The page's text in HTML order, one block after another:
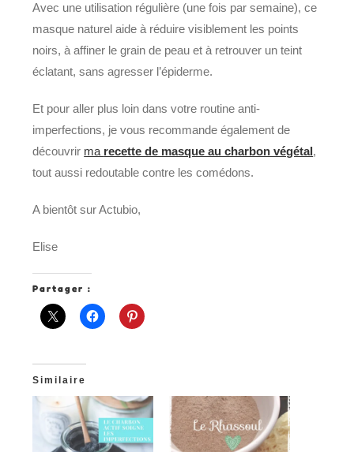
Avec une utilisation régulière (une fois par semaine), ce
masque naturel aide à réduire visiblement les points
noirs, à affiner le grain de peau et à retrouver un teint
éclatant, sans agresser l’épiderme.
Et pour aller plus loin dans votre routine anti-
imperfections, je vous recommande également de
découvrir ma recette de masque au charbon végétal,
tout aussi redoutable contre les comédons.
A bientôt sur Actubio,
Elise
Partager :
Similaire